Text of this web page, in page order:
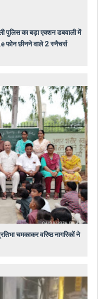
पुलिस का बड़ा एक्शन डबवाली में
छीनने वाले 2 स्नैचर्स
चमकाकर वरिष्ठ नागरिकों ने